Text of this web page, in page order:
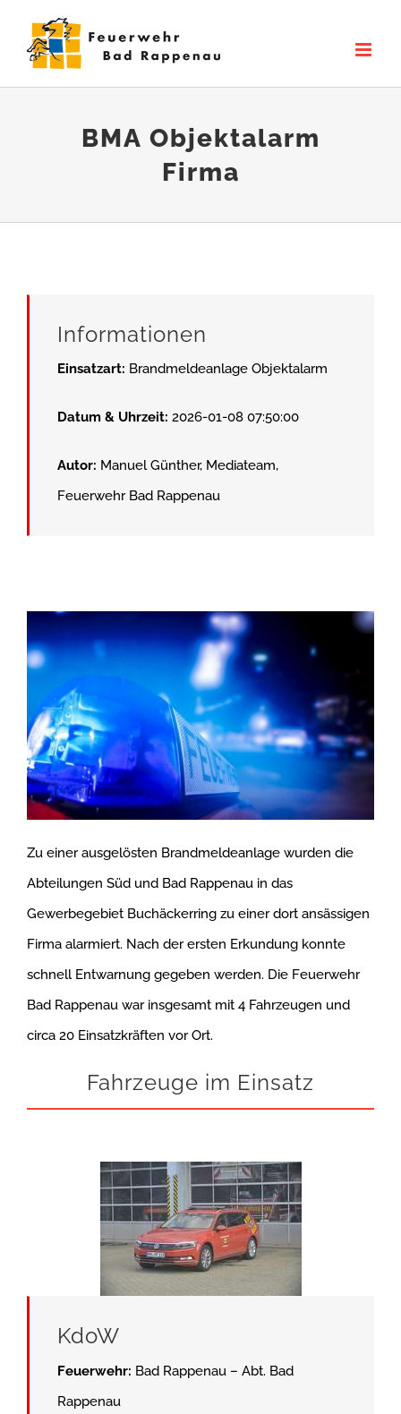
Inhalt
BMA Objektalarm
Firma
Informationen
Einsatzart: Brandmeldeanlage Objektalarm
Datum & Uhrzeit: 2026-01-08 07:50:00
Autor: Manuel Günther, Mediateam,
Feuerwehr Bad Rappenau
Zu einer ausgelösten Brandmeldeanlage wurden die
Abteilungen Süd und Bad Rappenau in das
Gewerbegebiet Buchäckerring zu einer dort ansässigen
Firma alarmiert. Nach der ersten Erkundung konnte
schnell Entwarnung gegeben werden. Die Feuerwehr
Bad Rappenau war insgesamt mit 4 Fahrzeugen und
circa 20 Einsatzkräften vor Ort.
Fahrzeuge im Einsatz
KdoW
Feuerwehr: Bad Rappenau – Abt. Bad
Rappenau